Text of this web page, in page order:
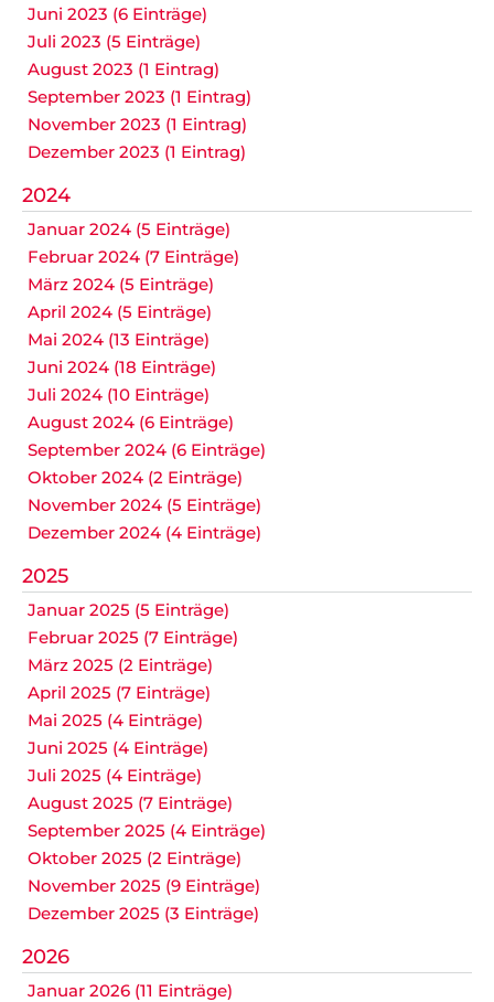
Juni 2023 (6 Einträge)
Juli 2023 (5 Einträge)
August 2023 (1 Eintrag)
September 2023 (1 Eintrag)
November 2023 (1 Eintrag)
Dezember 2023 (1 Eintrag)
2024
Januar 2024 (5 Einträge)
Februar 2024 (7 Einträge)
März 2024 (5 Einträge)
April 2024 (5 Einträge)
Mai 2024 (13 Einträge)
Juni 2024 (18 Einträge)
Juli 2024 (10 Einträge)
August 2024 (6 Einträge)
September 2024 (6 Einträge)
Oktober 2024 (2 Einträge)
November 2024 (5 Einträge)
Dezember 2024 (4 Einträge)
2025
Januar 2025 (5 Einträge)
Februar 2025 (7 Einträge)
März 2025 (2 Einträge)
April 2025 (7 Einträge)
Mai 2025 (4 Einträge)
Juni 2025 (4 Einträge)
Juli 2025 (4 Einträge)
August 2025 (7 Einträge)
September 2025 (4 Einträge)
Oktober 2025 (2 Einträge)
November 2025 (9 Einträge)
Dezember 2025 (3 Einträge)
2026
Januar 2026 (11 Einträge)